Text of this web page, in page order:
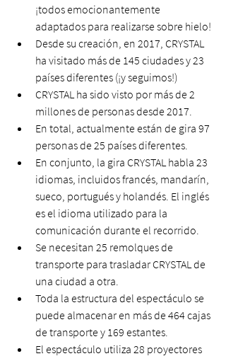
¡todos emocionantemente
adaptados para realizarse sobre hielo!
Desde su creación, en 2017, CRYSTAL
ha visitado más de 145 ciudades y 23
países diferentes (¡y seguimos!)
CRYSTAL ha sido visto por más de 2
millones de personas desde 2017.
En total, actualmente están de gira 97
personas de 25 países diferentes.
En conjunto, la gira CRYSTAL habla 23
idiomas, incluidos francés, mandarín,
sueco, portugués y holandés. El inglés
es el idioma utilizado para la
comunicación durante el recorrido.
Se necesitan 25 remolques de
transporte para trasladar CRYSTAL de
una ciudad a otra.
Toda la estructura del espectáculo se
puede almacenar en más de 464 cajas
de transporte y 169 estantes.
El espectáculo utiliza 28 proyectores